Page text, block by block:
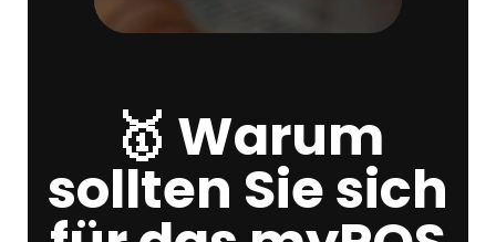
🥇 Warum
sollten Sie sich